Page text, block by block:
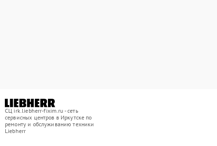
СЦ irk.liebherr-fixim.ru - сеть
сервисных центров в Иркутске по
ремонту и обслуживанию техники
Liebherr